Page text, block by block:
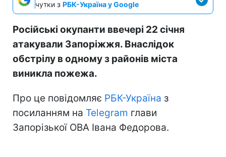
чутки з РБК-Україна у Google
Російські окупанти ввечері 22 січня
атакували Запоріжжя. Внаслідок
обстрілу в одному з районів міста
виникла пожежа.
Про це повідомляє РБК-Україна з
посиланням на Telegram глави
Запорізької ОВА Івана Федорова.